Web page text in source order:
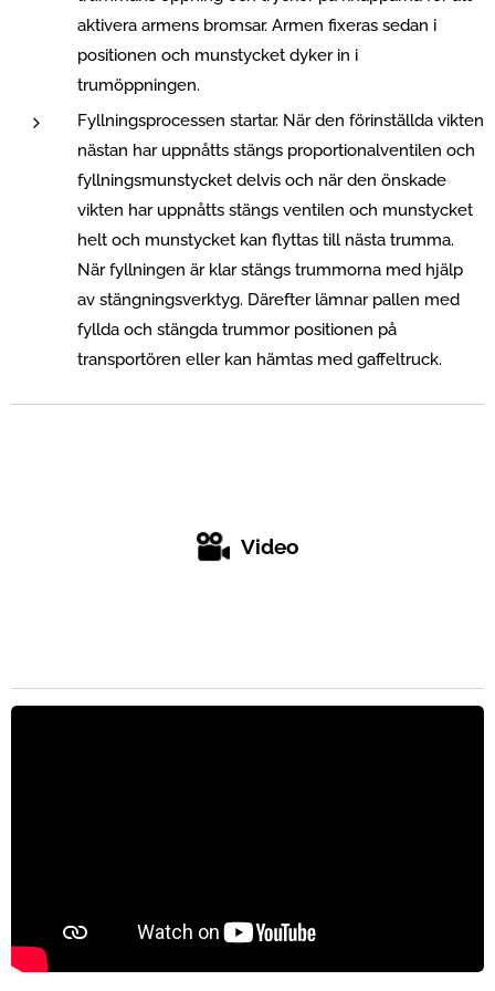
aktivera armens bromsar. Armen fixeras sedan i
positionen och munstycket dyker in i
trumöppningen.
Fyllningsprocessen startar. När den förinställda vikten
nästan har uppnåtts stängs proportionalventilen och
fyllningsmunstycket delvis och när den önskade
vikten har uppnåtts stängs ventilen och munstycket
helt och munstycket kan flyttas till nästa trumma.
När fyllningen är klar stängs trummorna med hjälp
av stängningsverktyg. Därefter lämnar pallen med
fyllda och stängda trummor positionen på
transportören eller kan hämtas med gaffeltruck.
Video